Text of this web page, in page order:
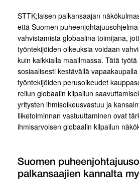
STTK;laisen palkansaajan
että Suomen
vahvistamista globaalina toimijana,
työntekijöiden oikeuksia voidaan
kuin kaikkialla maailmassa. Tätä
sosiaalisesti kestävällä
työntekijöiden perusoikeudet
reilun globaalin kilpailun
yritysten ihmisoikeusvastuu ja
liiketoiminnan vastuuttaminen ovat
ihmisarvoisen globaalin kilpailun
Suomen
palkansaajien kannalta